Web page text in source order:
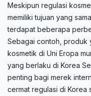
Meskipun regulasi
memiliki tujuan yang
terdapat beberapa
Sebagai contoh, produk
kosmetik di Uni Eropa
yang berlaku di Korea
penting bagi merek
cermat regulasi di Korea